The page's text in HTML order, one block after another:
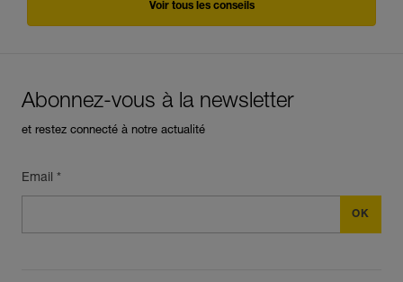
Voir tous les conseils
Abonnez-vous à la newsletter
et restez connecté à notre actualité
Email *